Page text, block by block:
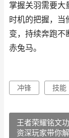
掌握关羽需要大
时机的把握，当
变，持续奔跑不
赤兔马。
冲锋 技能
王者荣耀铭文
资深玩家带你